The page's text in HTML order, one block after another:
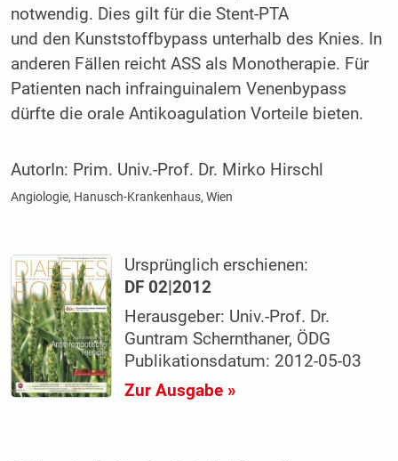
notwendig. Dies gilt für die Stent-PTA
und den Kunststoffbypass unterhalb des Knies. In
anderen Fällen reicht ASS als Monotherapie. Für
Patienten nach infrainguinalem Venenbypass
dürfte die orale Antikoagulation Vorteile bieten.
AutorIn: Prim. Univ.-Prof. Dr. Mirko Hirschl
Angiologie, Hanusch-Krankenhaus, Wien
Ursprünglich erschienen:
DF 02|2012
Herausgeber: Univ.-Prof. Dr.
Guntram Schernthaner, ÖDG
Publikationsdatum: 2012-05-03
Zur Ausgabe »